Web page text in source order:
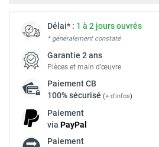
Délai* : 1 à 2 jours ouvrés
* généralement constaté
Garantie 2 ans
Pièces et main d’œuvre
PaiementCB
100% sécurisé (+ d'infos)
Paiement
via PayPal
Paiement